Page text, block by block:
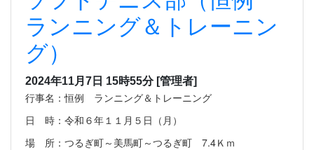
ランニング＆トレーニン
グ）
2024年11月7日 15時55分 [管理者]
行事名：恒例 ランニング＆トレーニング
日 時：令和６年１１月５日（月）
場 所：つるぎ町～美馬町～つるぎ町 7.4Ｋｍ